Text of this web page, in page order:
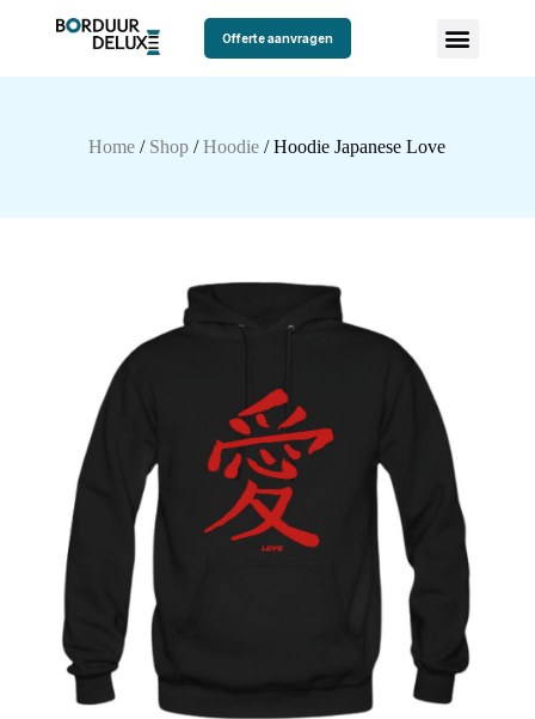
Offerte aanvragen
Home / Shop /Hoodie / Hoodie Japanese Love